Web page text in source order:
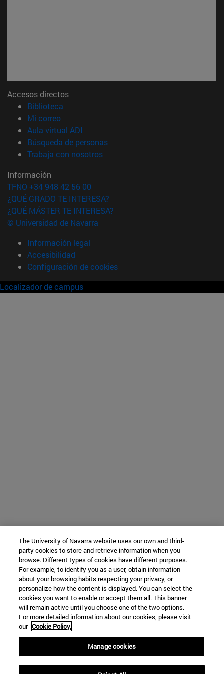
Accesos directos
Biblioteca
Mi correo(abre en nueva ventana)
Aula virtual ADI
Búsqueda de personas(abre en nueva ventana)
Trabaja con nosotros(abre en nueva ventana)
Información
TFNO +34 948 42 56 00
¿QUÉ GRADO TE INTERESA?
¿QUÉ MÁSTER TE INTERESA?
© Universidad de Navarra
Información legal
Accesibilidad
Configuración de cookies
Localizador de campus
The University of Navarra website uses our own and third-
party cookies to store and retrieve information when you
browse. Different types of cookies have different purposes.
For example, to identify you as a user, obtain information
about your browsing habits respecting your privacy, or
personalize how the content is displayed. You can select the
cookies you want to enable or accept them all. This banner
will remain active until you choose one of the two options.
For more detailed information about our cookies, please visit
our Cookie Policy.
Manage cookies